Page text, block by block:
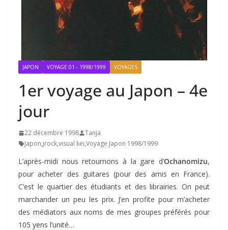
JAPON VOYAGE 01 - 1998/1999 VOYAGES
1er voyage au Japon – 4e
jour
22 décembre 1998
Tanja
Japon,jrock,visual kei,Voyage Japon 1998/1999
L’après-midi nous retournons à la gare d’Ochanomizu,
pour acheter des guitares (pour des amis en France).
C’est le quartier des étudiants et des librairies. On peut
marchander un peu les prix. J’en profite pour m’acheter
des médiators aux noms de mes groupes préférés pour
105 yens l’unité…